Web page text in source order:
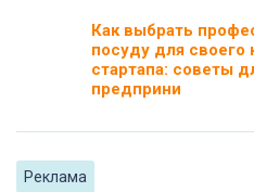
Как выбрать
посуду для своего
стартапа: советы
предприни
Реклама